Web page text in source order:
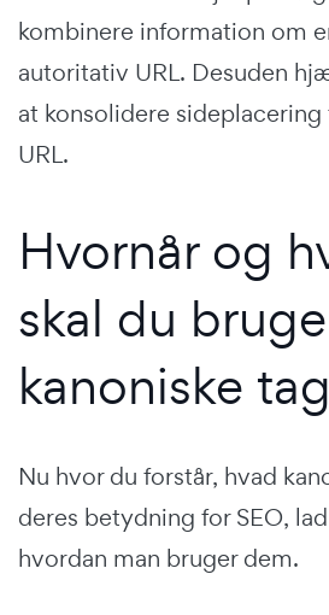
kombinere information om
autoritativ URL. Desuden
at konsolidere
URL.
Hvornår og
skal du bruge
kanoniske
Nu hvor du forstår, hvad
deres betydning for SEO,
hvordan man bruger dem.